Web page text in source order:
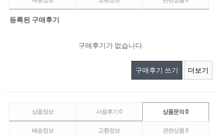
등록된 구매후기
구매후기가 없습니다.
구매후기 쓰기 더보기
상품정보 사용후기 0 상품문의0
배송정보 교환정보 관련상품 0